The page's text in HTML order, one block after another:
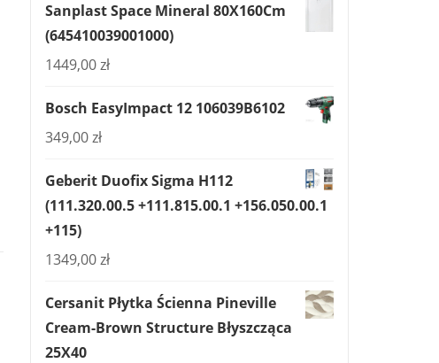
Sanplast Space Mineral 80X160Cm
(645410039001000)
1449,00zł
Bosch EasyImpact 12 106039B6102
349,00zł
Geberit Duofix Sigma H112
(111.320.00.5 +111.815.00.1 +156.050.00.1
+115)
1349,00zł
Cersanit Płytka Ścienna Pineville
Cream-Brown Structure Błyszcząca
25X40